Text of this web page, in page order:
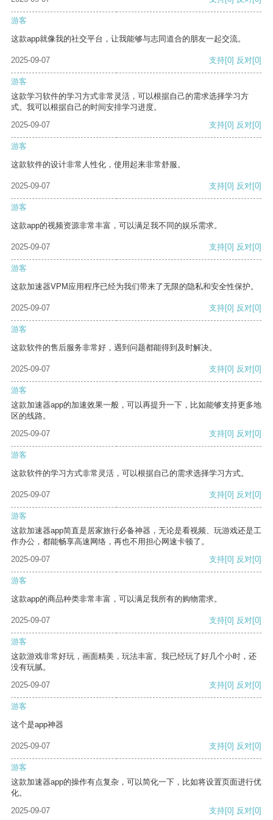
游客
这款app就像我的社交平台，让我能够与志同道合的朋友一起交流。
2025-09-07 支持[0] 反对[0]
游客
这款学习软件的学习方式非常灵活，可以根据自己的需求选择学习方
式。我可以根据自己的时间安排学习进度。
2025-09-07
支持[0] 反对[0]
游客
这款软件的设计非常人性化，使用起来非常舒服。
2025-09-07 支持[0] 反对[0]
游客
这款app的视频资源非常丰富，可以满足我不同的娱乐需求。
2025-09-07 支持[0] 反对[0]
游客
这款加速器VPM应用程序已经为我们带来了无限的隐私和安全性保护。
2025-09-07 支持[0] 反对[0]
游客
这款软件的售后服务非常好，遇到问题都能得到及时解决。
2025-09-07 支持[0] 反对[0]
游客
这款加速器app的加速效果一般，可以再提升一下，比如能够支持更多地
区的线路。
2025-09-07
支持[0] 反对[0]
游客
这款软件的学习方式非常灵活，可以根据自己的需求选择学习方式。
2025-09-07 支持[0] 反对[0]
游客
这款加速器app简直是居家旅行必备神器，无论是看视频、玩游戏还是工
作办公，都能畅享高速网络，再也不用担心网速卡顿了。
2025-09-07
支持[0] 反对[0]
游客
这款app的商品种类非常丰富，可以满足我所有的购物需求。
2025-09-07 支持[0] 反对[0]
游客
这款游戏非常好玩，画面精美，玩法丰富。我已经玩了好几个小时，还
没有玩腻。
2025-09-07
支持[0] 反对[0]
游客
这个是app神器
2025-09-07 支持[0] 反对[0]
游客
这款加速器app的操作有点复杂，可以简化一下，比如将设置页面进行优
化。
2025-09-07
支持[0] 反对[0]